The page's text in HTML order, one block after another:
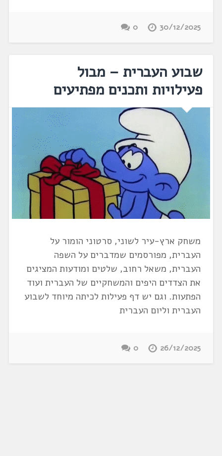
30/12/2025
0
שבוע העברית – מבול
פעילויות ותכנים מפתיעים
משחק ארץ-עיר לשוני, סרטוני הומור על
העברית, מפורסמים שמדברים על השפה
העברית, משאל רחוב, שלטים ומודעות המציגים
את הצדדים היפים והמשחקיים של העברית ועוד
הפתעות. וגם יש דף פעילות לכיתה מיוחד לשבוע
העברית וליום העברית
26/12/2025
0